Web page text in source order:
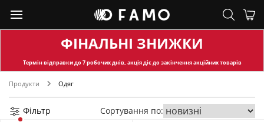
ФІНАЛЬНІ ЗНИЖКИ
Термін відправкидо 7 робочих днів, акція діє до закінчення акційних товарів
Продукти Одяг
Фільтр Сортування по: